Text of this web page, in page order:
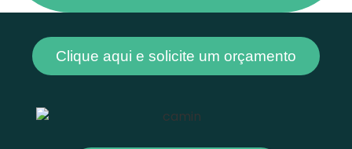
Clique aqui e solicite um orçamento